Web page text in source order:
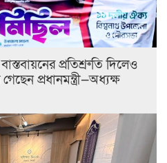
প্রতিশ্রুতি দিলেও
প্রধানমন্ত্রী—অধ্যক্ষ